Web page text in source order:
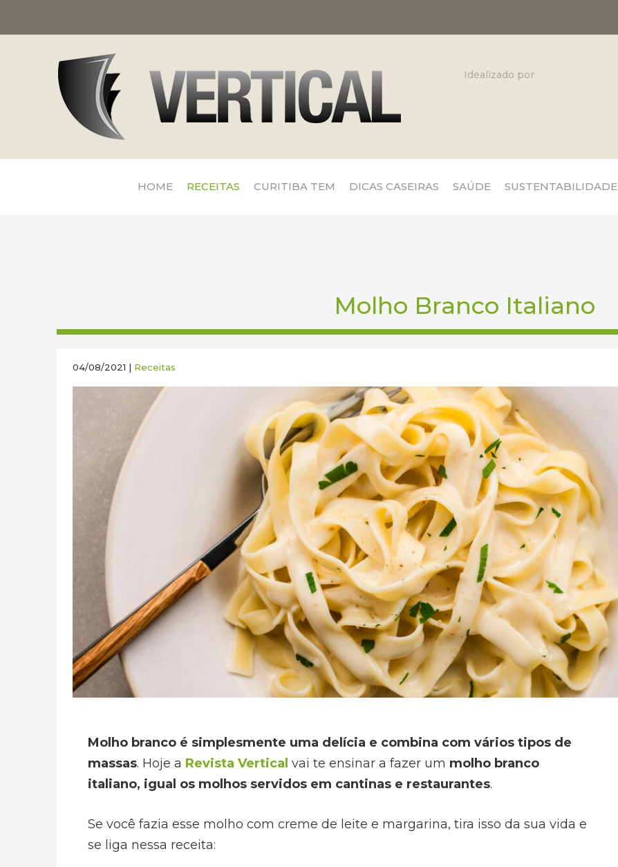
Idealizado por
HOME RECEITAS CURITIBA TEM DICAS CASEIRAS SAÚDE SUSTENTABILIDADE
Molho Branco Italiano
04/08/2021 | Receitas
Molho branco é simplesmente uma delícia e combina com vários tipos de
massas. Hoje a Revista Vertical vai te ensinar a fazer um molho branco
italiano, igual os molhos servidos em cantinas e restaurantes.
Se você fazia esse molho com creme de leite e margarina, tira isso da sua vida e
se liga nessa receita: